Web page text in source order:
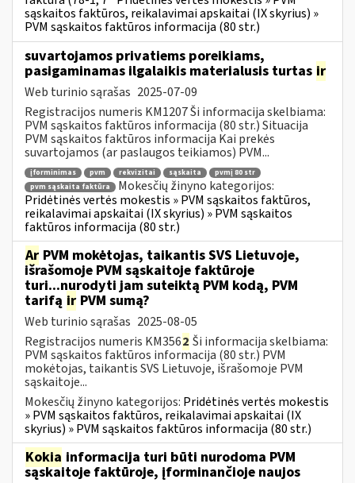
sąskaitos faktūros, reikalavimai apskaitai (IX skyrius) »
PVM sąskaitos faktūros informacija (80 str.)
suvartojamos privatiems poreikiams,
pasigaminamas ilgalaikis materialusis turtas ir
Web turinio sąrašas 2025-07-09
Registracijos numeris KM1207 Ši informacija skelbiama:
PVM sąskaitos faktūros informacija (80 str.) Situacija
PVM sąskaitos faktūros informacija Kai prekės
suvartojamos (ar paslaugos teikiamos) PVM...
įforminimas pvm rekvizitai sąskaita
pvmį 80 str
pvm sąskaita faktūra
Mokesčių žinyno kategorijos:
Pridėtinės vertės mokestis » PVM sąskaitos faktūros,
reikalavimai apskaitai (IX skyrius) » PVM sąskaitos
faktūros informacija (80 str.)
Ar PVM mokėtojas, taikantis SVS Lietuvoje,
išrašomoje PVM sąskaitoje faktūroje
turi...nurodyti jam suteiktą PVM kodą, PVM
tarifą ir PVM sumą?
Web turinio sąrašas 2025-08-05
Registracijos numeris KM3562 Ši informacija skelbiama:
PVM sąskaitos faktūros informacija (80 str.) PVM
mokėtojas, taikantis SVS Lietuvoje, išrašomoje PVM
sąskaitoje...
Mokesčių žinyno kategorijos: Pridėtinės vertės mokestis
» PVM sąskaitos faktūros, reikalavimai apskaitai (IX
skyrius) » PVM sąskaitos faktūros informacija (80 str.)
Kokia informacija turi būti nurodoma PVM
sąskaitoje faktūroje, įforminančioje naujos